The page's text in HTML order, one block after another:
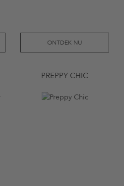
ONTDEK NU
PREPPY CHIC